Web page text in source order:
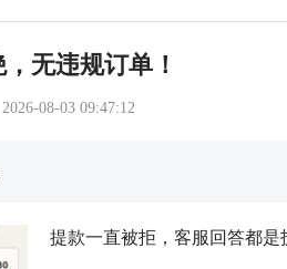
无违规订单！
2026-08-03 09:47:12
提款一直被拒，客服回答都